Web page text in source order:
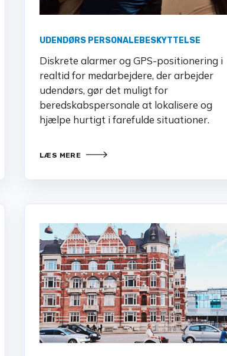
UDENDØRS PERSONALEBESKYTTELSE
Diskrete alarmer og GPS-positionering i
realtid for medarbejdere, der arbejder
udendørs, gør det muligt for
beredskabspersonale at lokalisere og
hjælpe hurtigt i farefulde situationer.
LÆS MERE